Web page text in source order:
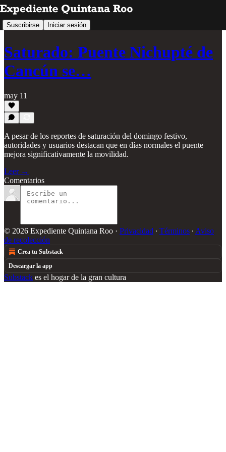
Suscribirse Iniciar sesión
Saturado: Puente Nichupté de
Cancún se…
may 11
A pesar de los reportes de saturación del domingo festivo,
autoridades y usuarios destacan que en días normales el puente
mejora significativamente la movilidad.
Leer →
Comentarios
© 2026 Expediente Quintana Roo · Privacidad ∙ Términos ∙ Aviso
de recolección
Crea tu Substack
Descargar la app
Substack es el hogar de la gran cultura